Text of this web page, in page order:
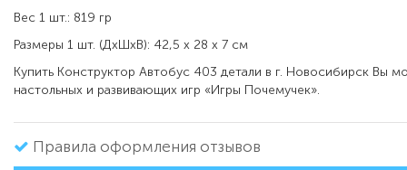
Вес 1 шт.: 819 гр
Размеры 1 шт. (ДxШxВ): 42,5 х 28 х 7 см
Купить Конструктор Автобус 403 детали в г. Новосибирск Вы
настольных и развивающих игр «Игры Почемучек».
Правила оформления отзывов